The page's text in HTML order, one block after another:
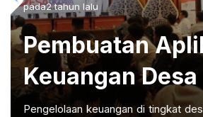
pada2 tahun lalu
Pembuatan
Keuangan Desa
Pengelolaan keuangan di tingkat